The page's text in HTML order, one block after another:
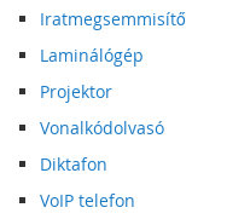
Iratmegsemmisítő
Laminálógép
Projektor
Vonalkódolvasó
Diktafon
VoIP telefon